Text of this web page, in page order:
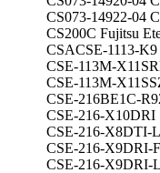
CS073-14922-04
CS200C Fujitsu
CSACSE-1113-K9
CSE-113M-
CSE-113M-
CSE-216BE1C-
CSE-216-X10DRI
CSE-216-X8DTI-
CSE-216-X9DRI-
CSE-216-X9DRI-